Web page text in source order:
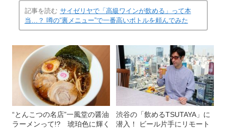
記事を読む サイゼリヤで「高級ワインが飲める」って本
当…？ 噂の“裏メニュー”で一番高いボトルを頼んでみた
“とんこつの名店”一風堂の醤油
ラーメンって!? 琥珀色に輝く
渋谷の「飲めるTSUTAYA」に
潜入！ ビール片手にリモート